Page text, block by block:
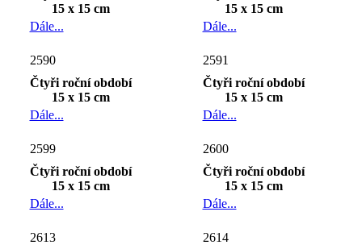
15 x 15 cm
Dále...
15 x 15 cm
Dále...
2590
Čtyři roční období
15 x 15 cm
Dále...
2591
Čtyři roční období
15 x 15 cm
Dále...
2599
Čtyři roční období
15 x 15 cm
Dále...
2600
Čtyři roční období
15 x 15 cm
Dále...
2613
2614